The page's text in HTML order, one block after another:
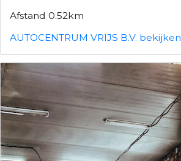
Afstand 0.52km
AUTOCENTRUM VRIJS B.V. bekijken